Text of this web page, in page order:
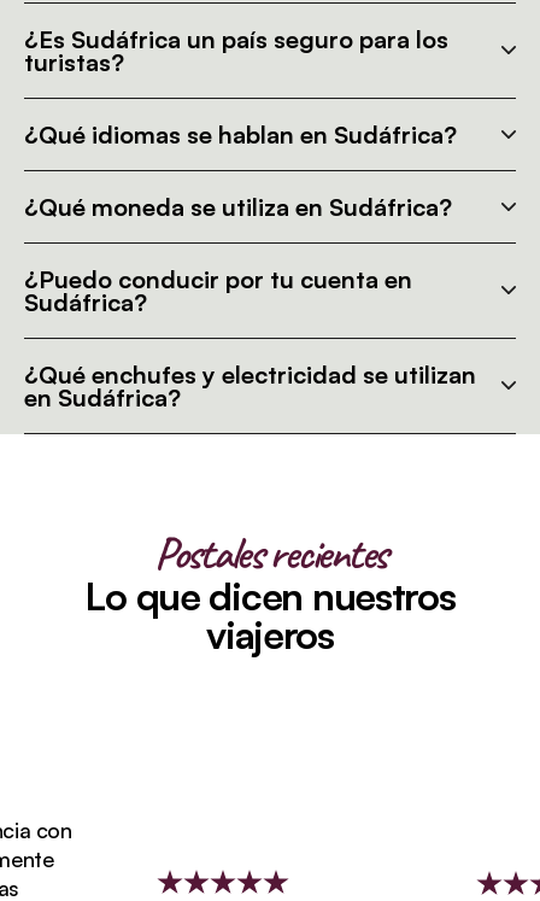
¿Es Sudáfrica un país seguro para los
turistas?
¿Qué idiomas se hablan en Sudáfrica?
¿Qué moneda se utiliza en Sudáfrica?
¿Puedo conducir por tu cuenta en
Sudáfrica?
¿Qué enchufes y electricidad se utilizan
en Sudáfrica?
Postales recientes
Lo que dicen nuestros
viajeros
con